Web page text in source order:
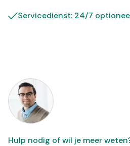
Servicedienst: 24/7
Hulp nodig of wil je meer